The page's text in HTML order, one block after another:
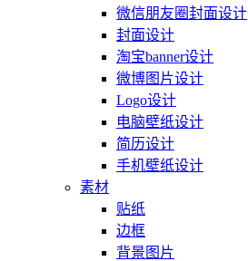
微信朋友圈封面设计
封面设计
淘宝banner设计
微博图片设计
Logo设计
电脑壁纸设计
简历设计
手机壁纸设计
素材
贴纸
边框
背景图片